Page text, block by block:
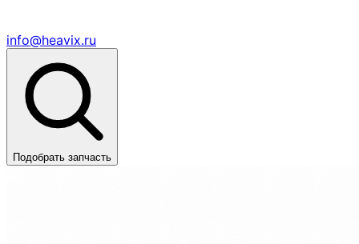
info@heavix.ru
Подобрать запчасть